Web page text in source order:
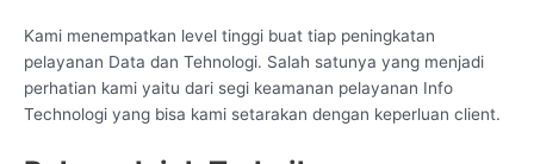
Kami menempatkan level tinggi buat tiap peningkatan
pelayanan Data dan Tehnologi. Salah satunya yang menjadi
perhatian kami yaitu dari segi keamanan pelayanan Info
Technologi yang bisa kami setarakan dengan keperluan client.